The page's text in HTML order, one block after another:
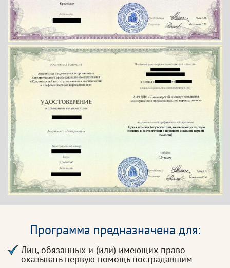
Программа предназначена для:
Лиц, обязанных и (или) имеющих право
оказывать первую помощь пострадавшим